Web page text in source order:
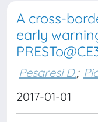
A cross-
early
Pesaresi D.;
2017-01-01